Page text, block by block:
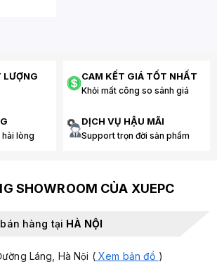
LƯỢNG CAM KẾT GIÁ TỐT NHẤT
Khỏi mất công so sánh giá
hài lòng
DỊCH VỤ HẬU MÃI
Support trọn đời sản phẩm
SHOWROOM CỦA XUEPC
hàng tại HÀ NỘI
Láng, Hà Nội (Xem bản đồ )